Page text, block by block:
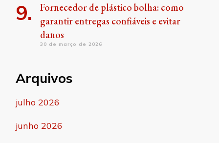
Fornecedor de plástico bolha: como
garantir entregas confiáveis e evitar
danos
30 de março de 2026
Arquivos
julho 2026
junho 2026